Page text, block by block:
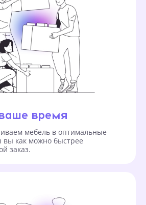
время
мебель в оптимальные
вы как можно быстрее
заказ.